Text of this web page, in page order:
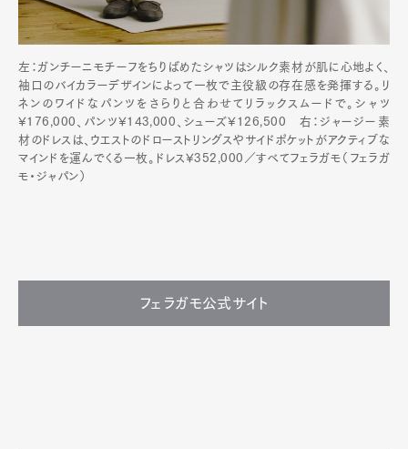
左：ガンチーニモチーフをちりばめたシャツはシルク素材が肌に心地よく、
袖口のバイカラーデザインによって一枚で主役級の存在感を発揮する。リ
ネンのワイドなパンツをさらりと合わせてリラックスムードで。シャツ
¥176,000、パンツ¥143,000、シューズ¥126,500 右：ジャージー素
材のドレスは、ウエストのドローストリングスやサイドポケットがアクティブな
マインドを運んでくる一枚。ドレス¥352,000／すべてフェラガモ（フェラガ
モ・ジャパン）
フェラガモ公式サイト